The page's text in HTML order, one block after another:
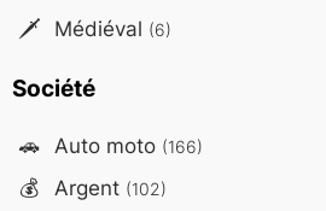
🗡️ Médiéval (6)
Société
🚗 Auto moto (166)
💰 Argent (102)